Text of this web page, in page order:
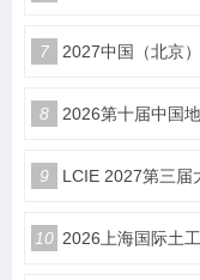
7 2027中国（北京
8 2026第十届中国
9 LCIE 2027第三届
10 2026上海国际土工合成材